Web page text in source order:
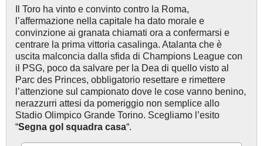
Il Toro ha vinto e convinto contro la Roma,
l’affermazione nella capitale ha dato morale e
convinzione ai granata chiamati ora a confermarsi e
centrare la prima vittoria casalinga. Atalanta che è
uscita malconcia dalla sfida di Champions League con
il PSG, poco da salvare per la Dea di quello visto al
Parc des Princes, obbligatorio resettare e rimettere
l’attenzione sul campionato dove le cose vanno benino,
nerazzurri attesi da pomeriggio non semplice allo
Stadio Olimpico Grande Torino. Scegliamo l’esito
“Segna gol squadra casa“.